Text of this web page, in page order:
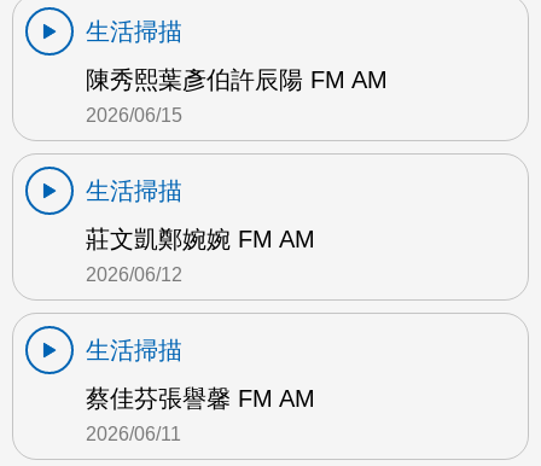
生活掃描
陳秀熙葉彥伯許辰陽 FM AM
2026/06/15
生活掃描
莊文凱鄭婉婉 FM AM
2026/06/12
生活掃描
蔡佳芬張譽馨 FM AM
2026/06/11